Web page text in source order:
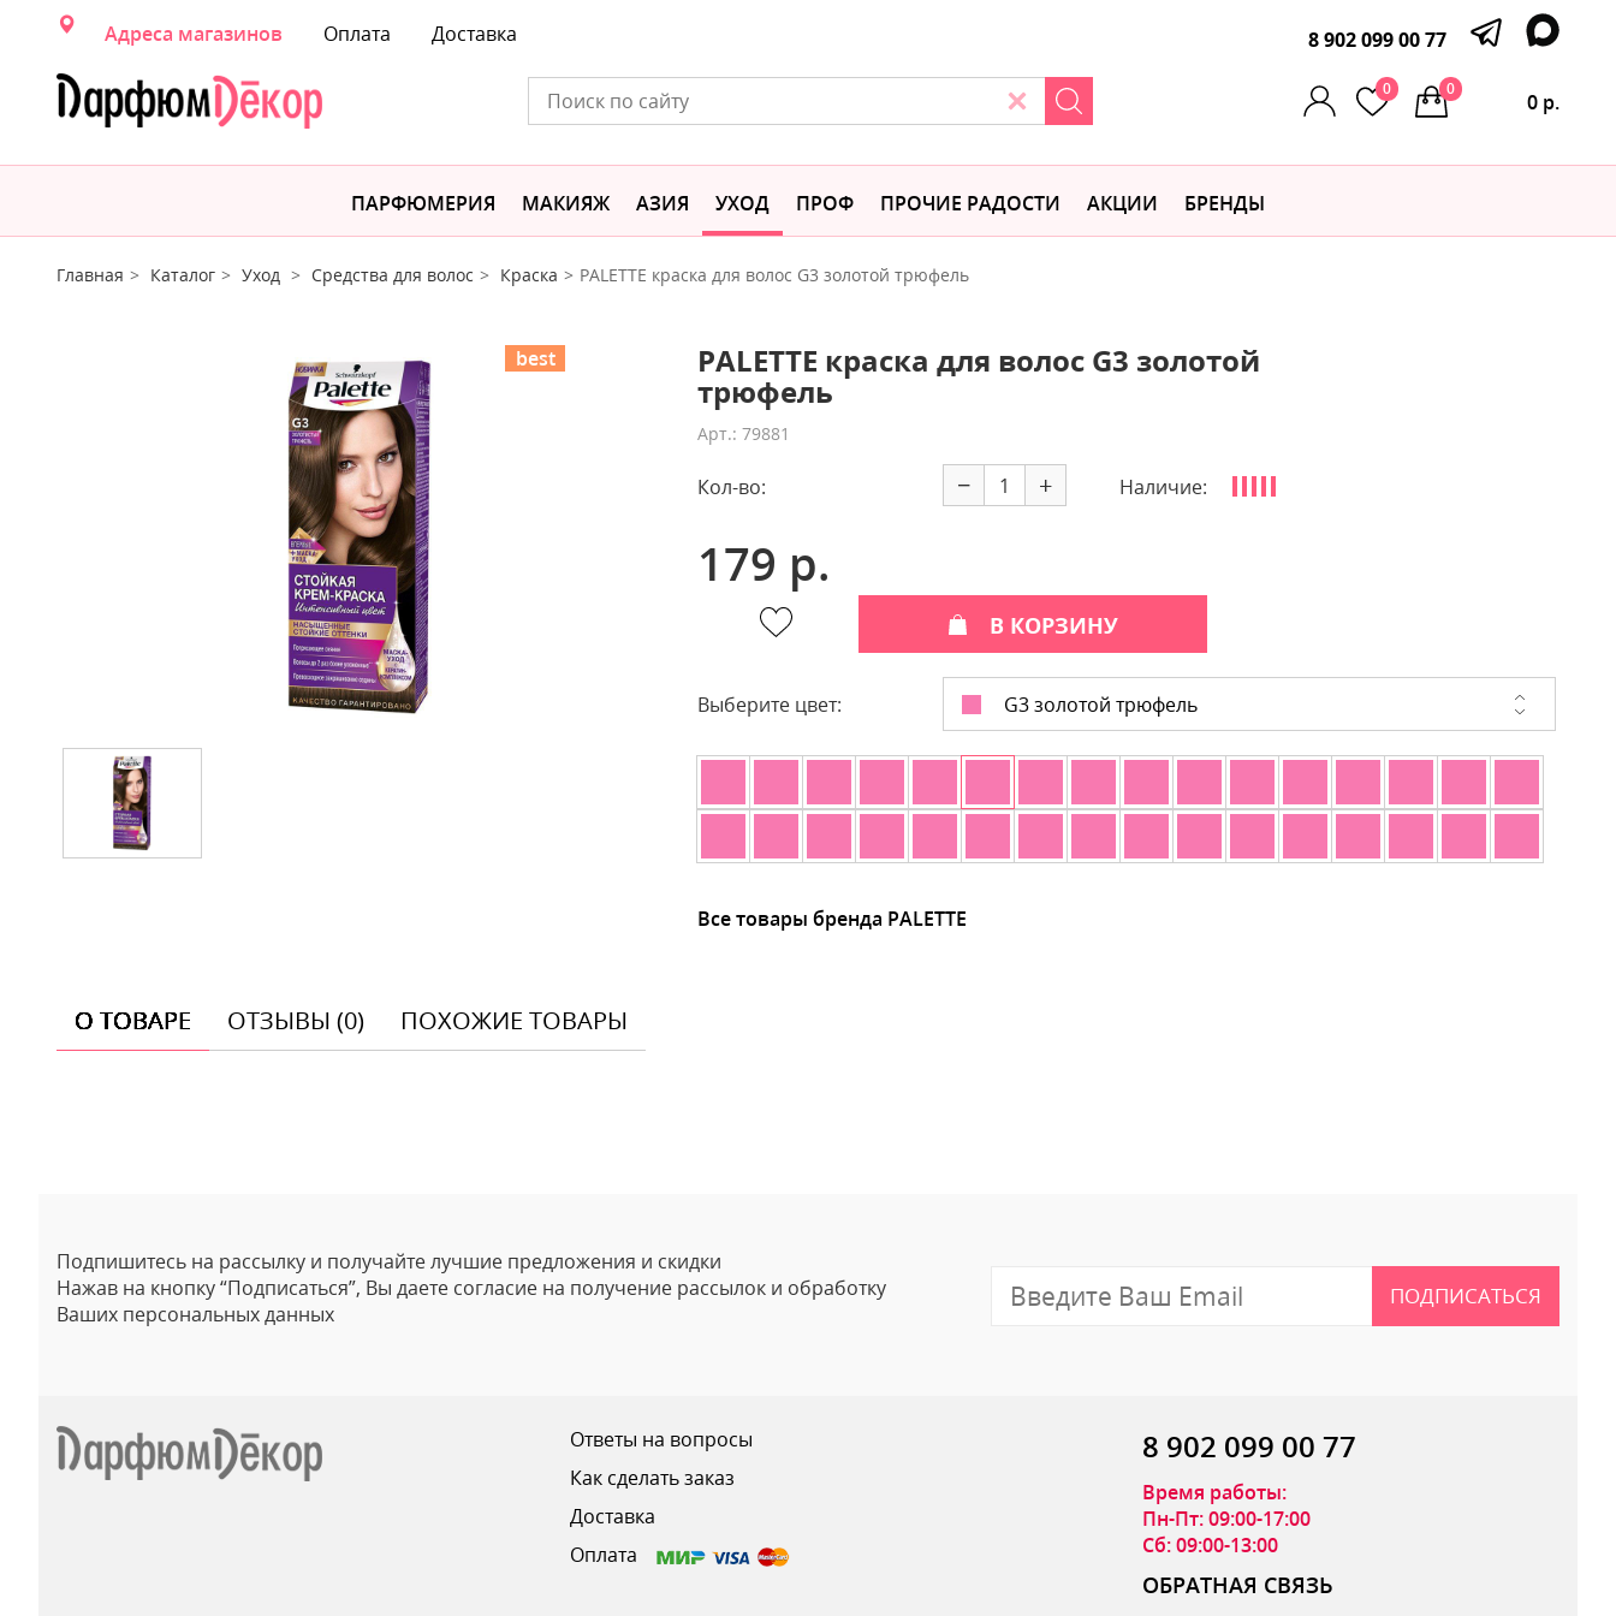
Адреса магазинов Оплата Доставка 8 902 099 00 77
0
0 р.
0
ПАРФЮМЕРИЯ МАКИЯЖ АЗИЯ УХОД ПРОФ ПРОЧИЕ РАДОСТИ АКЦИИ БРЕНДЫ
Главная Каталог Уход Средства для волос Краска PALETTE краска для волос G3 золотой трюфель
best PALETTE краска для волос G3 золотой
трюфель
Арт.: 79881
Кол-во: − + Наличие:
179 р.
В КОРЗИНУ
Выберите цвет: G3 золотой трюфель
Все товары бренда PALETTE
О ТОВАРЕ ОТЗЫВЫ (0) ПОХОЖИЕ ТОВАРЫ
Подпишитесь на рассылку и получайте лучшие предложения и скидки
Нажав на кнопку “Подписаться”, Вы даете согласие на получение рассылок и обработку
Ваших персональных данных
ПОДПИСАТЬСЯ
Ответы на вопросы
Как сделать заказ
Доставка
Оплата
8 902 099 00 77
Время работы:
Пн-Пт: 09:00-17:00
Сб: 09:00-13:00
ОБРАТНАЯ СВЯЗЬ